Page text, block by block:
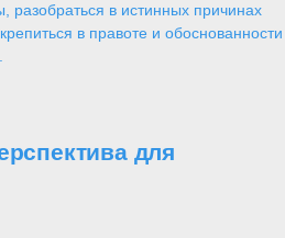
разобраться в истинных причинах
в правоте и обоснованности
для